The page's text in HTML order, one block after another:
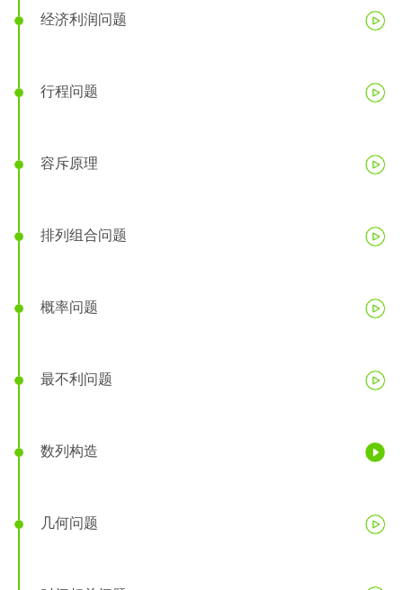
经济利润问题
行程问题
容斥原理
排列组合问题
概率问题
最不利问题
数列构造
几何问题